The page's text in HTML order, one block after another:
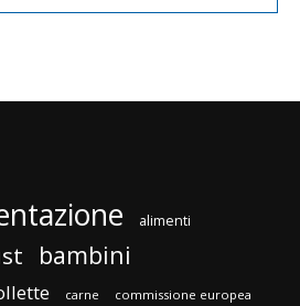
alimenti
bambini
carne commissione europea